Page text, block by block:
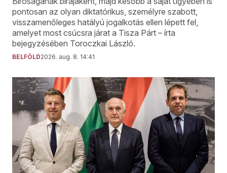
pontosan az olyan diktatórikus, személyre szabott,
visszamenőleges hatályú jogalkotás ellen lépett fel,
amelyet most csúcsra járat a Tisza Párt – írta
bejegyzésében Toroczkai László.
BELFÖLD2026. aug. 8. 14:41